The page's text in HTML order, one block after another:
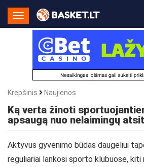
Toggle
Navigation
Krepšinis Naujienos
Ką verta žinoti
apsaugą nuo nelaimingų
Aktyvus gyvenimo būdas daugeliui
reguliariai lankosi sporto klubuose, kiti